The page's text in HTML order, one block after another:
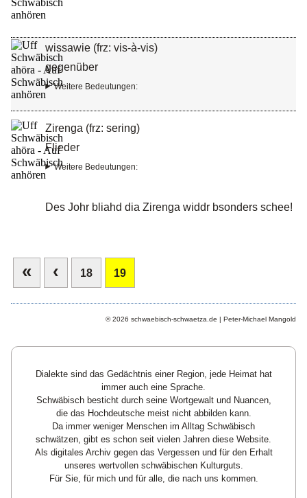
wissawie (frz: vis-à-vis)
gegenüber
Weitere Bedeutungen:
Zirenga (frz: sering)
Flieder
Weitere Bedeutungen:
Des Johr bliahd dia Zirenga widdr bsonders schee!
« ‹ 18 19
© 2026 schwaebisch-schwaetza.de | Peter-Michael Mangold
Dialekte sind das Gedächtnis einer Region, jede Heimat hat
immer auch eine Sprache.
Schwäbisch besticht durch seine Wortgewalt und Nuancen,
die das Hochdeutsche meist nicht abbilden kann.
Da immer weniger Menschen im Alltag Schwäbisch
schwätzen, gibt es schon seit vielen Jahren diese Website.
Als digitales Archiv gegen das Vergessen und für den Erhalt
unseres wertvollen schwäbischen Kulturguts.
Für Sie, für mich und für alle, die nach uns kommen.